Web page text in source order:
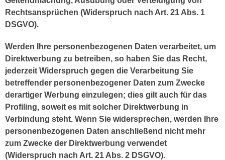
Rechtsansprüchen (Widerspruch nach Art. 21 Abs. 1
DSGVO).
Werden Ihre personenbezogenen Daten verarbeitet, um
Direktwerbung zu betreiben, so haben Sie das Recht,
jederzeit Widerspruch gegen die Verarbeitung Sie
betreffender personenbezogener Daten zum Zwecke
derartiger Werbung einzulegen; dies gilt auch für das
Profiling, soweit es mit solcher Direktwerbung in
Verbindung steht. Wenn Sie widersprechen, werden Ihre
personenbezogenen Daten anschließend nicht mehr
zum Zwecke der Direktwerbung verwendet
(Widerspruch nach Art. 21 Abs. 2 DSGVO).